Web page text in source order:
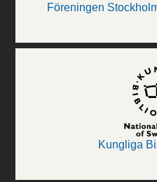
Föreningen
Kungliga